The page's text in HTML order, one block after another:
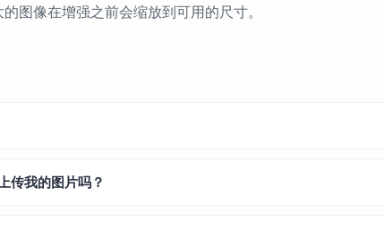
图像在增强之前会缩放到可用的尺寸。
我的图片吗？